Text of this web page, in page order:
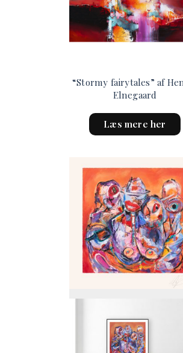
“Stormy fairytales” af
Elnegaard
Læs mere her